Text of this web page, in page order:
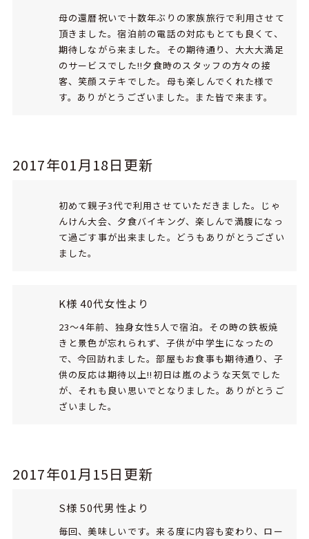
母の還暦祝いで十数年ぶりの家族旅行で利用させて
頂きました。宿泊前の電話の対応もとても良くて、
期待しながら来ました。その期待通り、大大大満足
のサービスでした!!夕食時のスタッフの方々の接
客、笑顔ステキでした。母も楽しんでくれた様で
す。ありがとうございました。また皆で来ます。
2017年01月18日更新
初めて親子3代で利用させていただきました。じゃ
んけん大会、夕食バイキング、楽しんで満腹になっ
て過ごす事が出来ました。どうもありがとうござい
ました。
K様 40代女性より
23～4年前、独身女性5人で宿泊。その時の鉄板焼
きと景色が忘れられず、子供が中学生になったの
で、今回訪れました。部屋もお食事も期待通り、子
供の反応は期待以上!!初日は嵐のような天気でした
が、それも良い思いでとなりました。ありがとうご
ざいました。
2017年01月15日更新
S様 50代男性より
毎回、美味しいです。来る度に内容も変わり、ロー